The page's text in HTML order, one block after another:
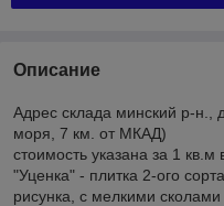
Описание
Адрес склада минский р-н.,
моря, 7 км. от МКАД)
стоимость указана за 1
"Уценка" - плитка 2-ого
рисунка, с мелкими